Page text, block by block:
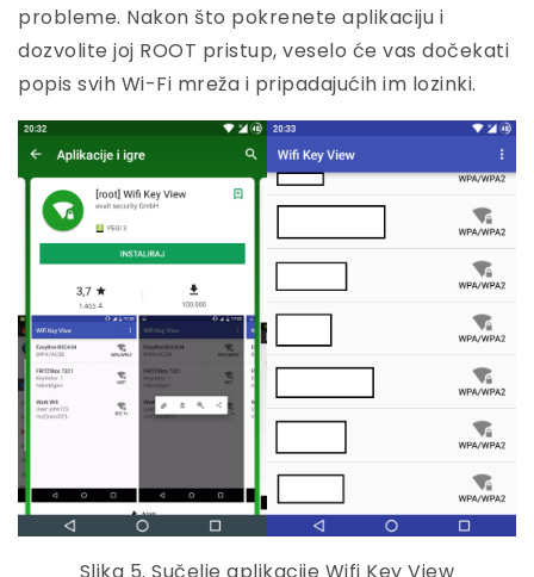
probleme. Nakon što pokrenete aplikaciju i
dozvolite joj ROOT pristup, veselo će vas dočekati
popis svih Wi-Fi mreža i pripadajućih im lozinki.
Slika 5. Sučelje aplikacije Wifi Key View